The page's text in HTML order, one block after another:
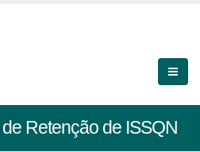
Retenção de ISSQN